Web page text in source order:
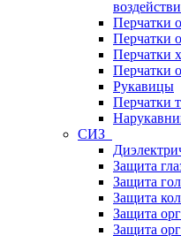
Перчатки
Перчатки
Перчатки
Перчатки
Рукавицы
Перчатки
СИЗ
Защита
Защита
Защита
Защита
Защита